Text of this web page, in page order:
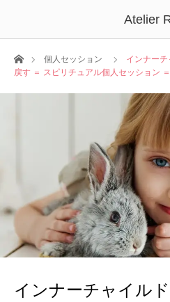
Atelier
ホーム個人セッション
インナー
戻す ＝ スピリチュアル個人セッション ＝
インナーチャイル